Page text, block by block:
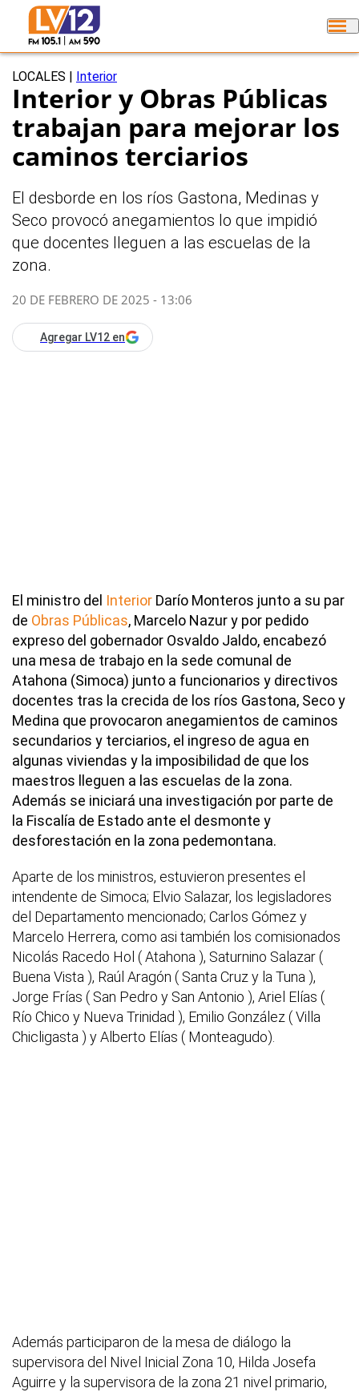
LOCALES Interior
Interior y Obras Públicas
trabajan para mejorar los
caminos terciarios
El desborde en los ríos Gastona, Medinas y
Seco provocó anegamientos lo que impidió
que docentes lleguen a las escuelas de la
zona.
20 DE FEBRERO DE 2025 - 13:06
Agregar LV12 en
El ministro del Interior Darío Monteros junto a su par
de Obras Públicas, Marcelo Nazur y por pedido
expreso del gobernador Osvaldo Jaldo, encabezó
una mesa de trabajo en la sede comunal de
Atahona (Simoca) junto a funcionarios y directivos
docentes tras la crecida de los ríos Gastona, Seco y
Medina que provocaron anegamientos de caminos
secundarios y terciarios, el ingreso de agua en
algunas viviendas y la imposibilidad de que los
maestros lleguen a las escuelas de la zona.
Además se iniciará una investigación por parte de
la Fiscalía de Estado ante el desmonte y
desforestación en la zona pedemontana.
Aparte de los ministros, estuvieron presentes el
intendente de Simoca; Elvio Salazar, los legisladores
del Departamento mencionado; Carlos Gómez y
Marcelo Herrera, como asi también los comisionados
Nicolás Racedo Hol ( Atahona ), Saturnino Salazar (
Buena Vista ), Raúl Aragón ( Santa Cruz y la Tuna ),
Jorge Frías ( San Pedro y San Antonio ), Ariel Elías (
Río Chico y Nueva Trinidad ), Emilio González ( Villa
Chicligasta ) y Alberto Elías ( Monteagudo).
Además participaron de la mesa de diálogo la
supervisora del Nivel Inicial Zona 10, Hilda Josefa
Aguirre y la supervisora de la zona 21 nivel primario,